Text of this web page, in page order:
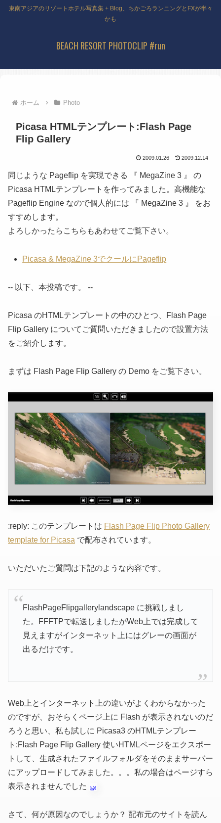
東南アジアのリゾートホテル写真集 + Blog、ちかごろランニングとFXが半々
かも
BEACH RESORT PHOTOCLIP #run
ホーム Photo
Picasa HTMLテンプレート:Flash Page
Flip Gallery
2009.01.26 2009.12.14
同じような Pageflip を実現できる 『 MegaZine 3 』 の
Picasa HTMLテンプレートを作ってみました。高機能な
Pageflip Engine なので個人的には 『 MegaZine 3 』 をお
すすめします。
よろしかったらこちらもあわせてご覧下さい。
Picasa & MegaZine 3でクールにPageflip
-- 以下、本投稿です。 --
Picasa のHTMLテンプレートの中のひとつ、Flash Page
Flip Gallery についてご質問いただきましたので設置方法
をご紹介します。
まずは Flash Page Flip Gallery の Demo をご覧下さい。
:reply: このテンプレートは Flash Page Flip Photo Gallery
template for Picasa で配布されています。
いただいたご質問は下記のような内容です。
FlashPageFlipgallerylandscape に挑戦しまし
た。FFFTPで転送しましたがWeb上では完成して
見えますがインターネット上にはグレーの画面が
出るだけです。
Web上とインターネット上の違いがよくわからなかった
のですが、おそらくページ上に Flash が表示されないのだ
ろうと思い、私も試しに Picasa3 のHTMLテンプレー
ト:Flash Page Flip Gallery 使いHTMLページをエクスポー
トして、生成されたファイルフォルダをそのままサーバー
にアップロードしてみました。。。私の場合はページすら
表示されませんでした
さて、何が原因なのでしょうか？ 配布元のサイトを読ん